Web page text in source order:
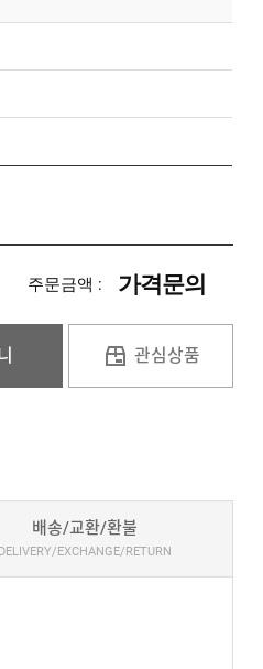
주문금액 : 가격문의
관심상품
배송/교환/환불
DELIVERY/EXCHANGE/RETURN